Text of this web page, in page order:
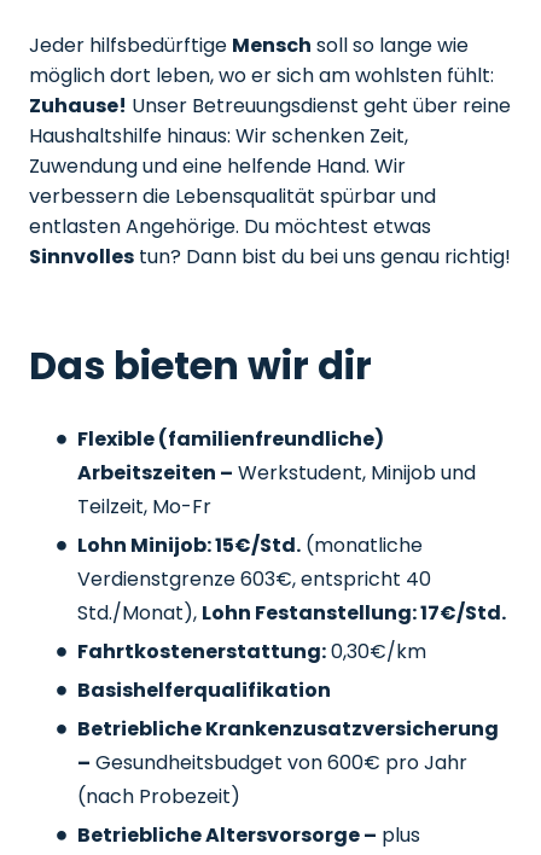
Jeder hilfsbedürftige Mensch soll so lange wie
möglich dort leben, wo er sich am wohlsten fühlt:
Zuhause! Unser Betreuungsdienst geht über reine
Haushaltshilfe hinaus: Wir schenken Zeit,
Zuwendung und eine helfende Hand. Wir
verbessern die Lebensqualität spürbar und
entlasten Angehörige. Du möchtest etwas
Sinnvolles tun? Dann bist du bei uns genau richtig!
Das bieten wir dir
Flexible (familienfreundliche)
Arbeitszeiten – Werkstudent, Minijob und
Teilzeit, Mo-Fr
Lohn Minijob: 15€/Std. (monatliche
Verdienstgrenze 603€, entspricht 40
Std./Monat), Lohn Festanstellung: 17€/Std.
Fahrtkostenerstattung:0,30€/km
Basishelferqualifikation
Betriebliche Krankenzusatzversicherung
– Gesundheitsbudget von 600€ pro Jahr
(nach Probezeit)
Betriebliche Altersvorsorge – plus